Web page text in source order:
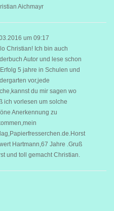
Aichmayr
um 09:17
Christian! Ich bin auch
Autor und lese schon
5 jahre in Schulen und
vor,jede
du mir sagen wo
ich vorlesen um solche
Anerkennung zu
Hartmann,67 Jahre .Gruß
und toll gemacht Christian.